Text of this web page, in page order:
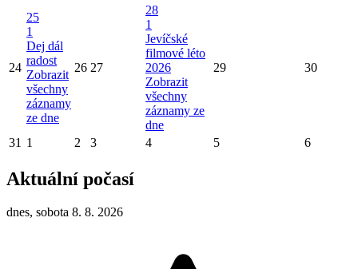
24
25
1
Dej dál
radost
Zobrazit
všechny
záznamy
ze dne
26 27
28
1
Jevíčské
filmové léto
2026
Zobrazit
všechny
záznamy ze
dne
29 30
31 1 2 3 4 5 6
Aktuální počasí
dnes, sobota 8. 8. 2026